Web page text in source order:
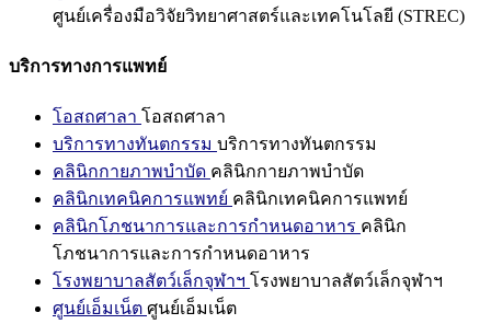
ศูนย์เครื่องมือวิจัยวิทยาศาสตร์และเทคโนโลยี (STREC)
บริการทางการแพทย์
โอสถศาลา โอสถศาลา
บริการทางทันตกรรม บริการทางทันตกรรม
คลินิกกายภาพบำบัด คลินิกกายภาพบำบัด
คลินิกเทคนิคการแพทย์ คลินิกเทคนิคการแพทย์
คลินิกโภชนาการและการกำหนดอาหาร คลินิก
โภชนาการและการกำหนดอาหาร
โรงพยาบาลสัตว์เล็กจุฬาฯ โรงพยาบาลสัตว์เล็กจุฬาฯ
ศูนย์เอ็มเน็ต ศูนย์เอ็มเน็ต